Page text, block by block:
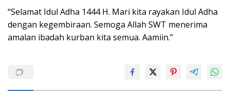
“Selamat Idul Adha 1444 H. Mari kita rayakan Idul Adha
dengan kegembiraan. Semoga Allah SWT menerima
amalan ibadah kurban kita semua. Aamiin.”